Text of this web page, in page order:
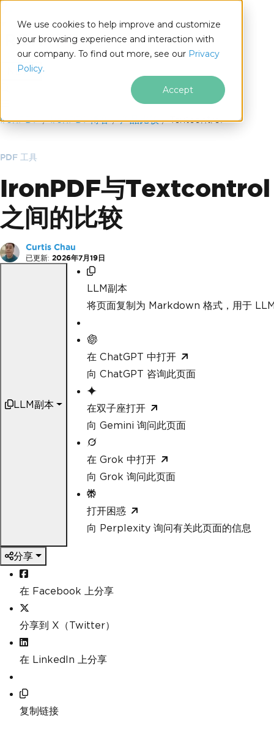
We use cookies to help improve and customize
your browsing experience and interaction with
our company. To find out more, see our Privacy
Policy.
Accept
.NET
跳至页脚内容
IronPDF IronPDF博客 产品比较 Textcontrol
PDF 工具
IronPDF与Textcontrol
之间的比较
Curtis Chau
已更新: 2026年7月19日
LLM副本
LLM副本
将页面复制为 Markdown 格式，用于
在 ChatGPT 中打开
向 ChatGPT 咨询此页面
在双子座打开
向 Gemini 询问此页面
在 Grok 中打开
向 Grok 询问此页面
打开困惑
向 Perplexity 询问有关此页面的信息
分享
在 Facebook 上分享
分享到 X（Twitter）
在 LinkedIn 上分享
复制链接